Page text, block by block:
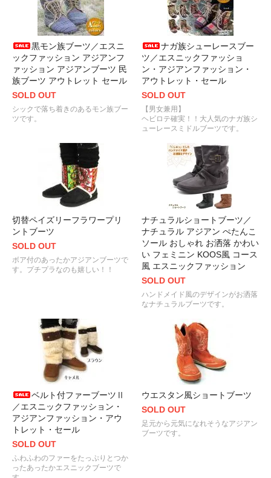
黒モン族ブーツ／エスニ
ックファッション アジアンフ
ァッション アジアンブーツ 民
族ブーツ アウトレット セール
SOLD OUT
シックで落ち着きのあるモン族ブー
ツです。
ナガ族シューレースブー
ツ／エスニックファッショ
ン・アジアンファッション・
アウトレット・セール
SOLD OUT
【男女兼用】
ヘビロテ確実！！大人気のナガ族シ
ューレースミドルブーツです。
切替ペイズリーフラワープリ
ントブーツ
SOLD OUT
ボア付のあったかアジアンブーツで
す。プチプラなのも嬉しい！！
ナチュラルショートブーツ／
ナチュラル アジアン ぺたんこ
ソール おしゃれ お洒落 かわい
い フェミニン KOOS風 コース
風 エスニックファッション
SOLD OUT
ハンドメイド風のデザインがお洒落
なナチュラルブーツです。
ベルト付ファーブーツⅡ
／エスニックファッション・
アジアンファッション・アウ
トレット・セール
SOLD OUT
ふわふわのファーをたっぷりとつか
ったあったかエスニックブーツで
ウエスタン風ショートブーツ
SOLD OUT
足元から元気になれそうなアジアン
ブーツです。